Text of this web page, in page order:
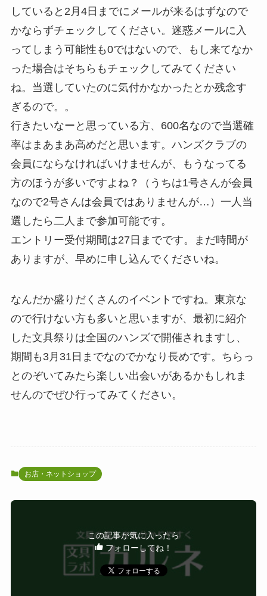
していると2月4日までにメールが来るはずなので
かならずチェックしてください。迷惑メールに入
ってしまう可能性も0ではないので、もし来てなか
った場合はそちらもチェックしてみてください
ね。当選していたのに気付かなかったとか残念す
ぎるので。。
行きたいなーと思っている方、600名なので当選確
率はまあまあ高めだと思います。ハンズクラブの
会員にならなければいけませんが、もうなってる
方のほうが多いですよね？（うちは1号さんが会員
なので2号さんは会員ではありませんが…）一人当
選したら二人まで参加可能です。
エントリー受付期間は27日までです。まだ時間が
ありますが、早めに申し込んでくださいね。
なんだか盛りだくさんのイベントですね。東京な
ので行けない方も多いと思いますが、最初に紹介
した文具祭りは全国のハンズで開催されますし、
期間も3月31日までなのでかなり長めです。ちらっ
とのぞいてみたら楽しい出会いがあるかもしれま
せんのでぜひ行ってみてください。
お店・ネットショップ
この記事が気に入ったら
フォローしてね！